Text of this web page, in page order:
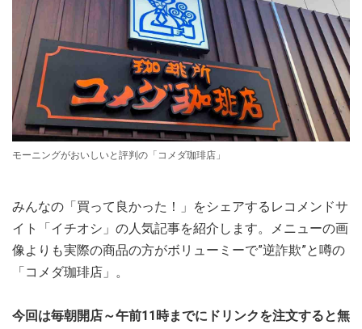
モーニングがおいしいと評判の「コメダ珈琲店」
みんなの「買って良かった！」をシェアするレコメンドサ
イト「イチオシ」の人気記事を紹介します。メニューの画
像よりも実際の商品の方がボリューミーで”逆詐欺”と噂の
「コメダ珈琲店」。
今回は毎朝開店～午前11時までにドリンクを注文すると無